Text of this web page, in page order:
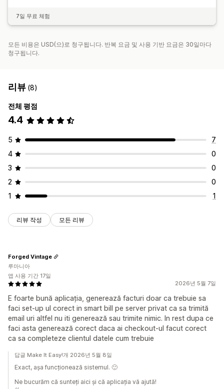
7일 무료 체험
모든 비용은 USD(으)로 청구됩니다. 반복 요금 및 사용 기반 요금은 30일마다
청구됩니다.
리뷰 (8)
전체 평점
4.4
5
7
4
0
3
0
2
0
1
1
리뷰 작성 모든 리뷰
2026년 5월 7일
E foarte bună aplicația, generează facturi doar ca trebuie sa
faci set-up ul corect in smart bill pe server privat ca sa trimită
email uri altfel nu iti generează sau trimite nimic. In rest dupa ce
faci asta generează corect daca ai checkout-ul facut corect
ca sa completeze clientul datele cum trebuie
Forged Vintage
루마니아
앱 사용 기간 17일
답글 Make It Easy!개 2026년 5월 8일
Exact, așa funcționează sistemul. 🙂
Ne bucurăm că sunteți aici și că aplicația vă ajută!